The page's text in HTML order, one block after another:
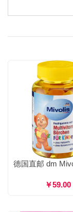
￥59.00